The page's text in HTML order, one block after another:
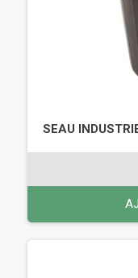
SEAU